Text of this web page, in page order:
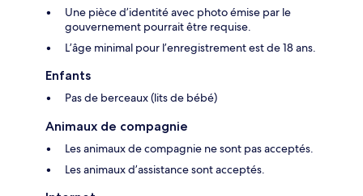
Une pièce d’identité avec photo émise par le
gouvernement pourrait être requise.
L’âge minimal pour l’enregistrement est de 18 ans.
Enfants
Pas de berceaux (lits de bébé)
Animaux de compagnie
Les animaux de compagnie ne sont pas acceptés.
Les animaux d’assistance sont acceptés.